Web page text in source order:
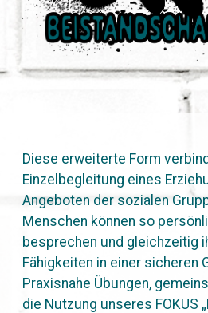
Diese erweiterte Form
Einzelbegleitung eines
Angeboten der sozialen
Menschen können so
besprechen und gleichzeitig
Fähigkeiten in einer sicheren
Praxisnahe Übungen,
die Nutzung unseres FOKUS